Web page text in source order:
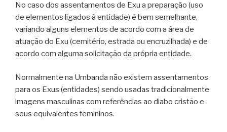
No caso dos assentamentos de Exu a preparação (uso
de elementos ligados à entidade) é bem semelhante,
variando alguns elementos de acordo com a área de
atuação do Exu (cemitério, estrada ou encruzilhada) e de
acordo com alguma solicitação da própria entidade.
Normalmente na Umbanda não existem assentamentos
para os Exus (entidades) sendo usadas tradicionalmente
imagens masculinas com referências ao diabo cristão e
seus equivalentes femininos.